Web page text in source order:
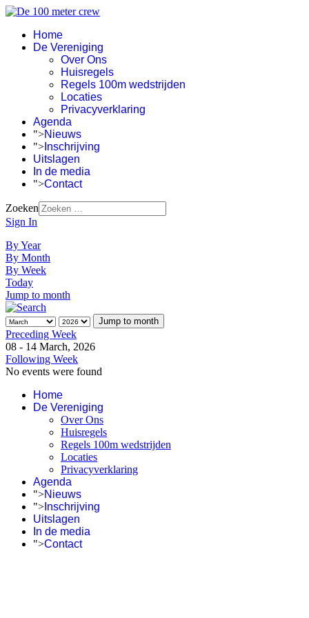
Home
De Vereniging
Over Ons
Huisregels
Regels 100m wedstrijden
Locaties
Privacyverklaring
Agenda
">Nieuws
"> Inschrijving
Uitslagen
In de media
">Contact
Zoeken
Sign In
By Year
By Month
By Week
Today
Jump to month
Jump to month
Preceding Week
08 - 14 March, 2026
Following Week
No events were found
Home
De Vereniging
Over Ons
Huisregels
Regels 100m wedstrijden
Locaties
Privacyverklaring
Agenda
">Nieuws
"> Inschrijving
Uitslagen
In de media
">Contact